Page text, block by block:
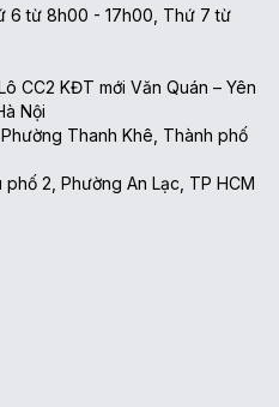
6 từ 8h00 - 17h00, Thứ 7 từ
CC2 KĐT mới Văn Quán – Yên
Nội
Thanh Khê, Thành phố
2, Phường An Lạc, TP HCM